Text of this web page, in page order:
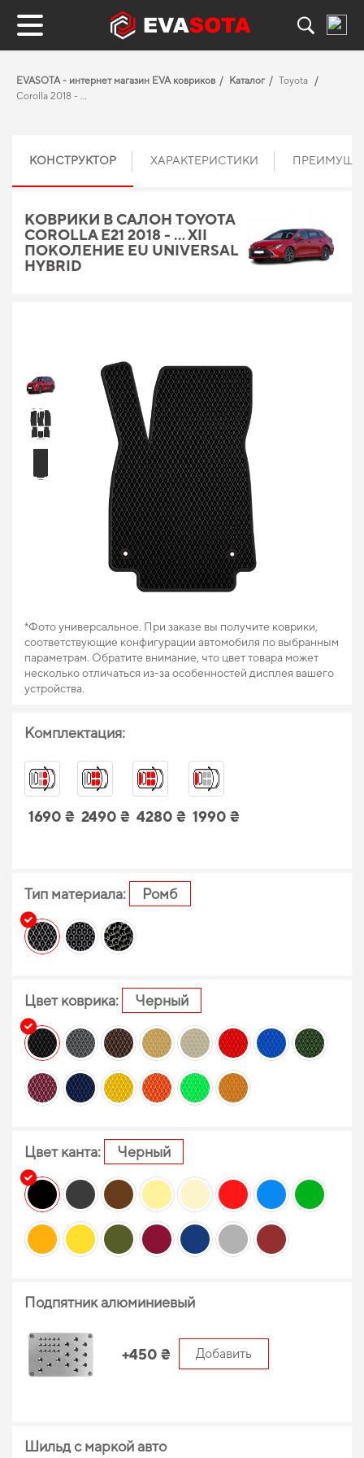
EVASOTA - интернет магазин EVA ковриков Каталог
Toyota
Corolla 2018 - ...
КОНСТРУКТОР ХАРАКТЕРИСТИКИ
КОВРИКИ В САЛОН TOYOTA
COROLLA E21 2018 - … XII
ПОКОЛЕНИЕ EU UNIVERSAL
HYBRID
*Фото универсальное. При заказе вы получите коврики,
соответствующие конфигурации автомобиля по выбранным
параметрам. Обратите внимание, что цвет товара может
несколько отличаться из-за особенностей дисплея вашего
устройства.
Комплектация:
1690 ₴ 2490 ₴ 4280 ₴ 1990 ₴
Тип материала: Ромб
Цвет коврика: Черный
Цвет канта: Черный
Подпятник алюминиевый
+450 ₴ Добавить
Шильд с маркой авто